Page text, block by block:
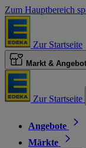
Zum Hauptbereich
Zur Startseite
Markt &
Zur Startseite
Angebote
Märkte